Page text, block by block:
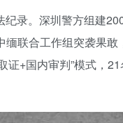
录。深圳警方组建
联合工作组突袭果
证+国内审判”模式，